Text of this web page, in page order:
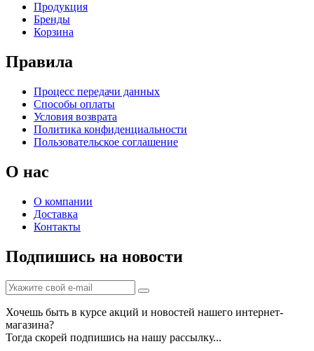
Продукция
Бренды
Корзина
Правила
Процесс передачи данных
Способы оплаты
Условия возврата
Политика конфиденциальности
Пользовательское соглашение
О нас
О компании
Доставка
Контакты
Подпишись на новости
Хочешь быть в курсе акций и новостей нашего интернет-
магазина?
Тогда скорей подпишись на нашу рассылку...